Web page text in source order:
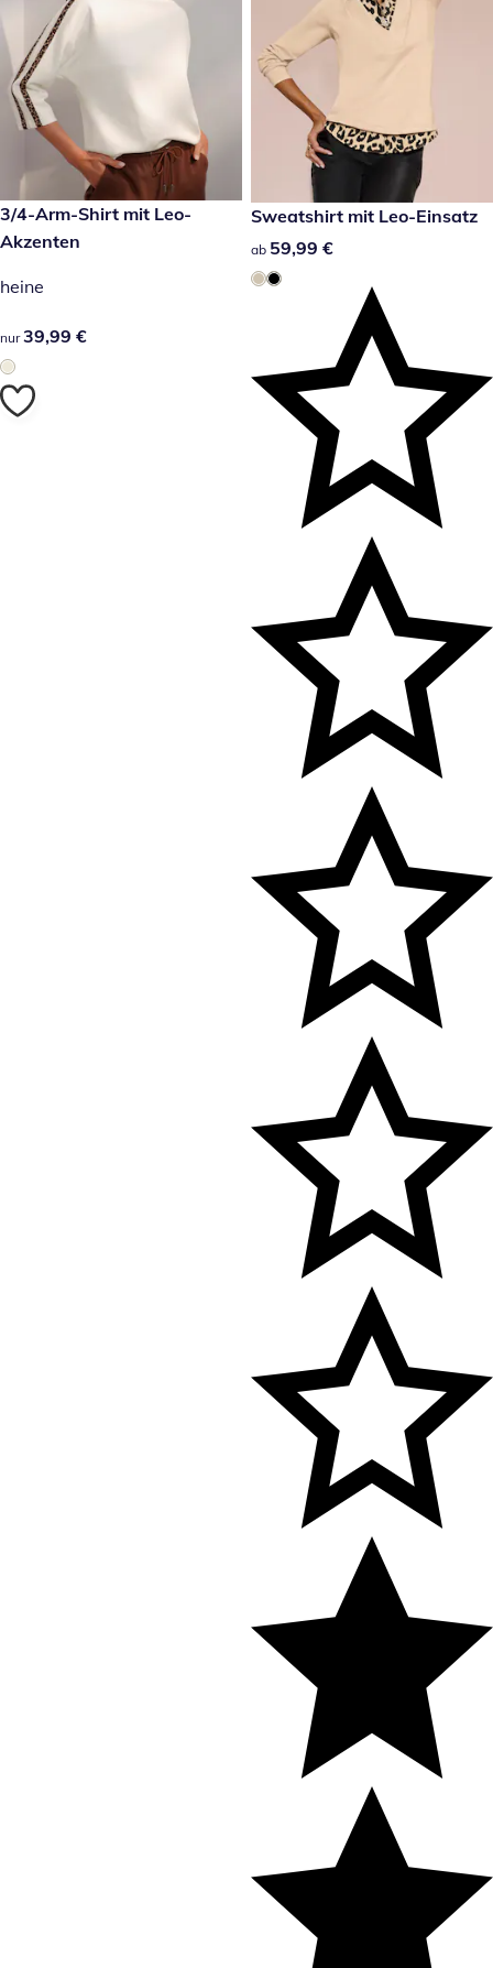
39,99 €
3/4-Arm-Shirt mit Leo-
Akzenten
heine
39,99 €
nur 39,99 €
59,99 €
Sweatshirt mit Leo-Einsatz
59,99 €
ab 59,99 €